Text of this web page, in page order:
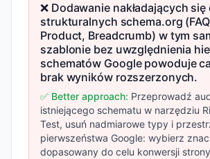
❌ Dodawanie nakładających
strukturalnych schema.org
Product, Breadcrumb) w tym
szablonie bez uwzględnienia
schematów Google powoduje
brak wyników rozszerzonych.
✅ Better approach: Przeprowadź
istniejącego schematu w narzędziu
Test, usuń nadmiarowe typy i
pierwszeństwa Google: wybierz
dopasowany do celu konwersji